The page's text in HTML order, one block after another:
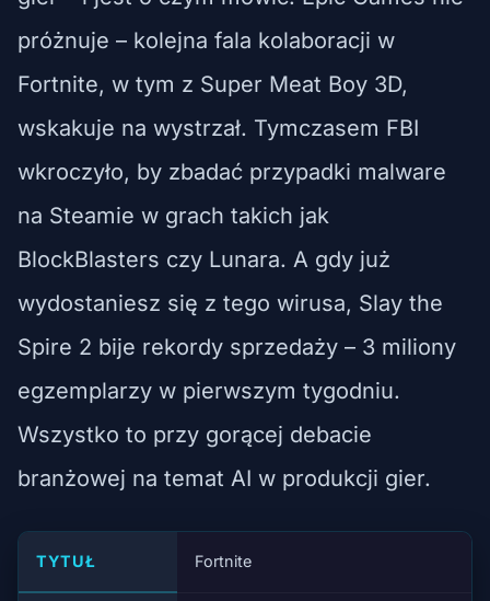
próżnuje – kolejna fala kolaboracji w
Fortnite, w tym z Super Meat Boy 3D,
wskakuje na wystrzał. Tymczasem FBI
wkroczyło, by zbadać przypadki malware
na Steamie w grach takich jak
BlockBlasters czy Lunara. A gdy już
wydostaniesz się z tego wirusa, Slay the
Spire 2 bije rekordy sprzedaży – 3 miliony
egzemplarzy w pierwszym tygodniu.
Wszystko to przy gorącej debacie
branżowej na temat AI w produkcji gier.
TYTUŁ Fortnite